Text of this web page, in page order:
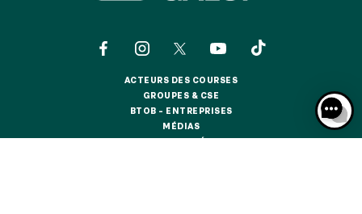
ABONNEMENTS ANNUELS
ABONNEMENTS ANNUELS
ACTEURS DES COURSES
ACTEURS DES COURSES
GROUPES & CSE
GROUPES & CSE
BTOB – ENTREPRISES
BTOB – ENTREPRISES
MÉDIAS
MÉDIAS